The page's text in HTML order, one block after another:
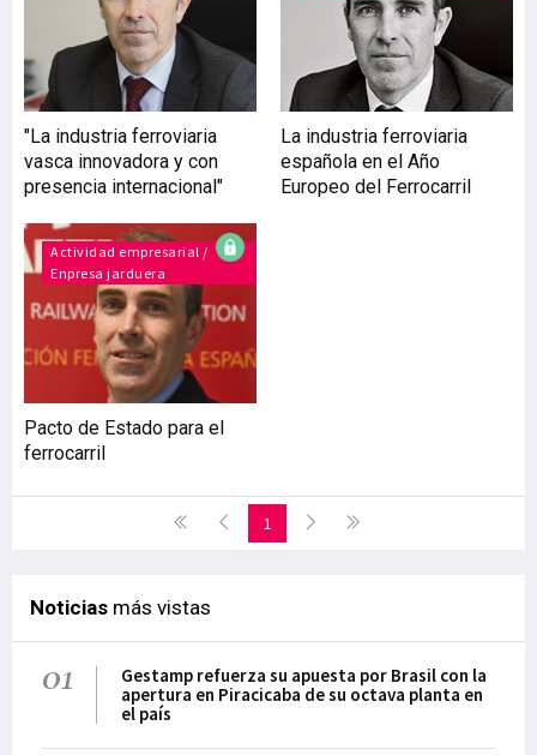
ecosistema ferroviario
para identificar los
principales desafíos y
oportunidades del sector.
De este ejercicio surgieron
cinco ejes estratégicos: la
descarbonización, la
transformación digital, la
"La industria ferroviaria
vasca innovadora y con
presencia internacional"
La industria ferroviaria
española en el Año
Europeo del Ferrocarril
Actividad empresarial /
Enpresa jarduera
Pacto de Estado para el
ferrocarril
1
Noticias más vistas
01
Gestamp refuerza su apuesta por Brasil con la
apertura en Piracicaba de su octava planta en
el país